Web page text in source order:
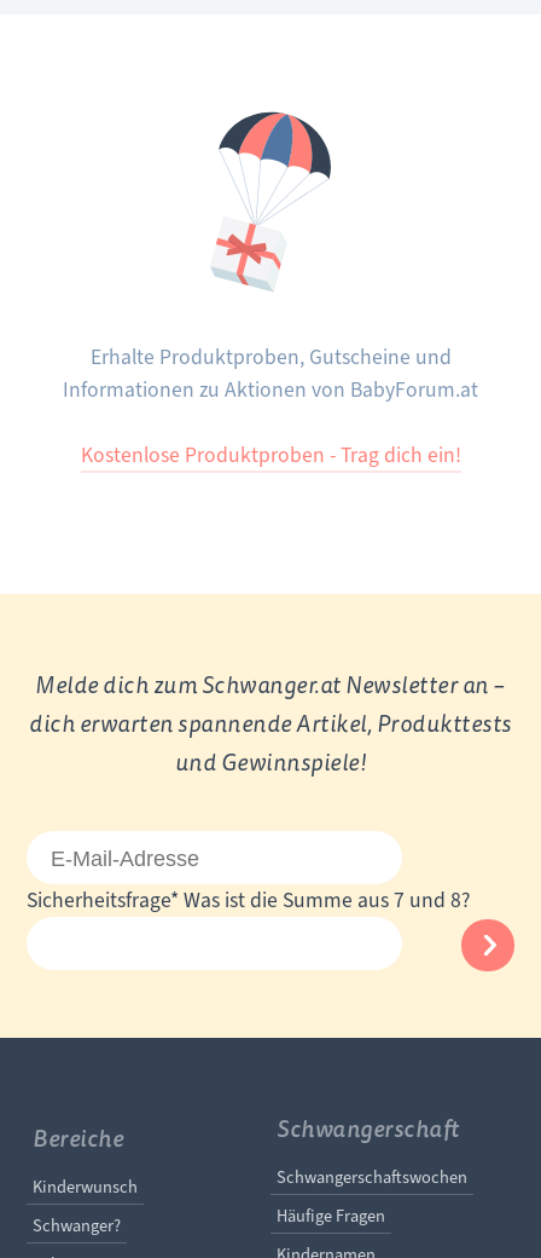
Erhalte Produktproben, Gutscheine und
Informationen zu Aktionen von BabyForum.at
Kostenlose Produktproben - Trag dich ein!
Melde dich zum Schwanger.at Newsletter an –
dich erwarten spannende Artikel, Produkttests
und Gewinnspiele!
E-
Mail-
Adresse
Pflichtfeld
Sicherheitsfrage* Was ist die Summe aus 7 und 8?
Bereiche
Navigation überspringen
Kinderwunsch
Schwanger?
Schwangerschaft
Navigation
Schwangerschaftswochen
Häufige Fragen